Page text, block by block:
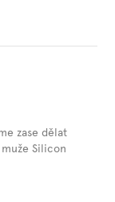
zase dělat
Silicon